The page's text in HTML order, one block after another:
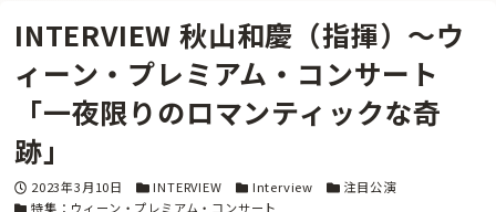
INTERVIEW 秋山和慶（指揮）〜ウ
ィーン・プレミアム・コンサート
「一夜限りのロマンティックな奇
跡」
投稿日
2023年3月10日 カテゴリー
INTERVIEW カテゴリー
Interview カテゴリー
注目公演
カテゴリー
特集：ウィーン・プレミアム・コンサート